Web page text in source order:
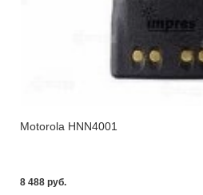
Motorola HNN4001
8 488 pуб.